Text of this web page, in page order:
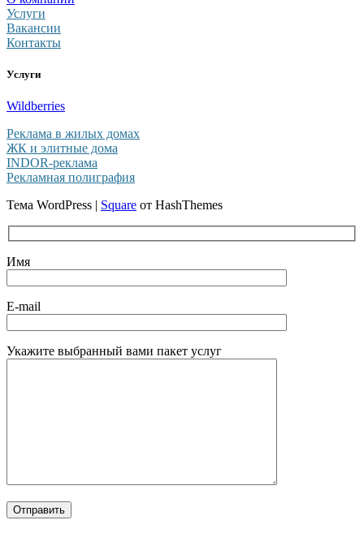
Услуги
Вакансии
Контакты
Услуги
Wildberries
Реклама в жилых домах
ЖК и элитные дома
INDOR-реклама
Рекламная полиграфия
Тема WordPress | Square от HashThemes
Имя
E-mail
Укажите выбранный вами пакет услуг